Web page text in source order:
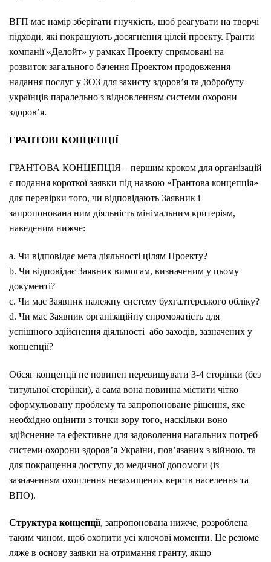
ВГП має намір зберігати гнучкість, щоб реагувати на творчі
підходи, які покращують досягнення цілей проекту. Гранти
компанії «Делойт» у рамках Проекту спрямовані на
розвиток загального бачення Проектом продовження
надання послуг у ЗОЗ для захисту здоров’я та добробуту
українців паралельно з відновленням системи охорони
здоров’я.
ГРАНТОВІ КОНЦЕПЦІЇ
ГРАНТОВА КОНЦЕПЦІЯ – першим кроком для організацій
є подання короткої заявки під назвою «Грантова концепція»
для перевірки того, чи відповідають Заявник і
запропонована ним діяльність мінімальним критеріям,
наведеним нижче:
a. Чи відповідає мета діяльності цілям Проекту?
b. Чи відповідає Заявник вимогам, визначеним у цьому
документі?
c. Чи має Заявник належну систему бухгалтерського обліку?
d. Чи має Заявник організаційну спроможність для
успішного здійснення діяльності або заходів, зазначених у
концепції?
Обсяг концепції не повинен перевищувати 3-4 сторінки (без
титульної сторінки), а сама вона повинна містити чітко
сформульовану проблему та запропоноване рішення, яке
необхідно оцінити з точки зору того, наскільки воно
здійсненне та ефективне для задоволення нагальних потреб
системи охорони здоров’я України, пов’язаних з війною, та
для покращення доступу до медичної допомоги (із
зазначенням охоплення незахищених верств населення та
ВПО).
Структура концепції, запропонована нижче, розроблена
таким чином, щоб охопити усі ключові моменти. Це резюме
ляже в основу заявки на отримання гранту, якщо